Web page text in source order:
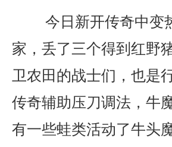
今日新开传奇中变
家，丢了三个得到红野
卫农田的战士们，也是
传奇辅助压刀调法，
有一些蛙类活动了牛头